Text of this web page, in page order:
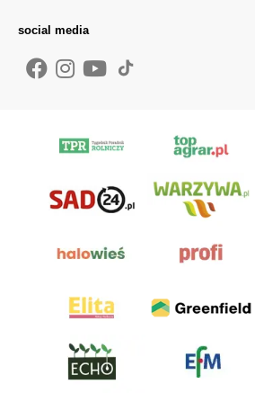
social media